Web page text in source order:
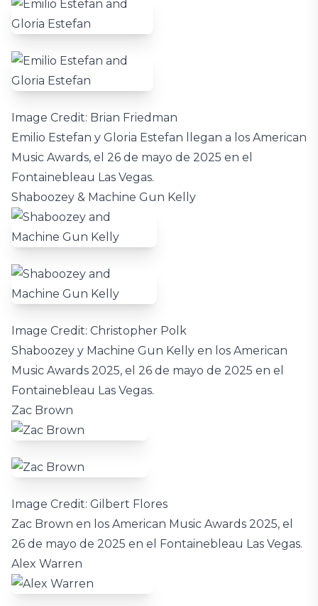
Image Credit: Brian Friedman
Emilio Estefan y Gloria Estefan llegan a los American
Music Awards, el 26 de mayo de 2025 en el
Fontainebleau Las Vegas.
Shaboozey & Machine Gun Kelly
Image Credit: Christopher Polk
Shaboozey y Machine Gun Kelly en los American
Music Awards 2025, el 26 de mayo de 2025 en el
Fontainebleau Las Vegas.
Zac Brown
Image Credit: Gilbert Flores
Zac Brown en los American Music Awards 2025, el
26 de mayo de 2025 en el Fontainebleau Las Vegas.
Alex Warren